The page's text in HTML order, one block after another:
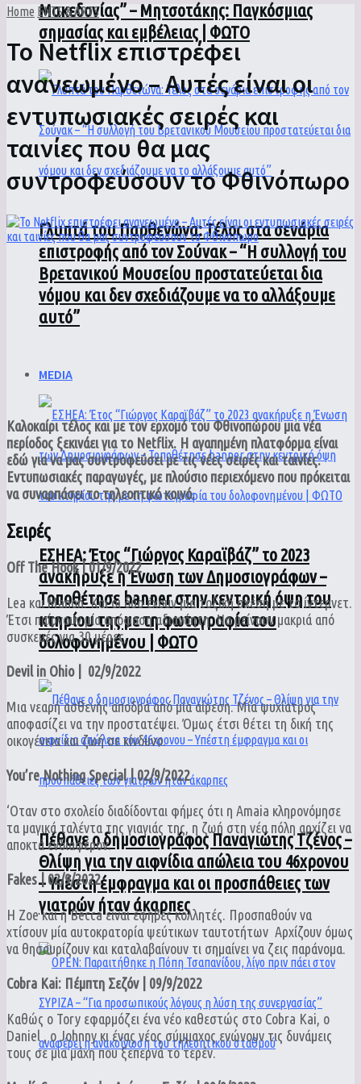
Μακεδονίας” – Μητσοτάκης: Παγκόσμιας
σημασίας και εμβέλειας | ΦΩΤΟ
Γλυπτά του Παρθενώνα: Τέλος στα σενάρια
επιστροφής από τον Σούνακ – “Η συλλογή του
Βρετανικού Μουσείου προστατεύεται δια
νόμου και δεν σχεδιάζουμε να το αλλάξουμε
αυτό”
MEDIA
ΕΣΗΕΑ: Έτος “Γιώργος Καραϊβάζ” το 2023
ανακήρυξε η Ένωση των Δημοσιογράφων –
Τοποθέτησε banner στην κεντρική όψη του
κτηρίου της με τη φωτογραφία του
δολοφονημένου | ΦΩΤΟ
Πέθανε ο δημοσιογράφος Παναγιώτης Τζένος –
Θλίψη για την αιφνίδια απώλεια του 46χρονου
– Υπέστη έμφραγμα και οι προσπάθειες των
γιατρών ήταν άκαρπες
Home ENTS & ARTS
Το Netflix επιστρέφει
ανανεωμένο – Αυτές είναι οι
εντυπωσιακές σειρές και
ταινίες που θα μας
συντροφεύσουν το Φθινόπωρο
Καλοκαίρι τέλος και με τον ερχομό του Φθινοπώρου μια νέα
περίοδος ξεκινάει για το Netflix. Η αγαπημένη πλατφόρμα είναι
εδώ για να μας συντροφεύσει με τις νέες σειρές και ταινίες.
Εντυπωσιακές παραγωγές, με πλούσιο περιεχόμενο που πρόκειται
να συναρπάσει το τηλεοπτικό κοινό.
Σειρές
Off The Hook | 01/9/2022
Lea και Manon. Και οι δύο έχουν μια τοξική σχέση με το ίντερνετ.
Έτσι παίρνουν μία απόφαση αδιανόητη. Να μείνουν μακριά από
συσκευές για 30 μέρες.
Devil in Ohio | 02/9/2022
Μια νεαρή ασθενής αποδρά από μία αίρεση. Μία ψυχίατρος
αποφασίζει να την προστατέψει. Όμως έτσι θέτει τη δική της
οικογένεια και ζωή σε κίνδυνο.
You’re Nothing Special | 02/9/2022
‘Οταν στο σχολείο διαδίδονται φήμες ότι η Amaia κληρονόμησε
τα μαγικά ταλέντα της γιαγιάς της, η ζωή στη νέα πόλη αρχίζει να
αποκτά ενδιαφέρον.
Fakes | 02/9/2022
Η Zoe και η Becca είναι έφηβες κολλητές. Προσπαθούν να
χτίσουν μία αυτοκρατορία ψεύτικων ταυτοτήτων Αρχίζουν όμως
να θησαυρίζουν και καταλαβαίνουν τι σημαίνει να ζεις παράνομα.
Cobra Kai: Πέμπτη Σεζόν | 09/9/2022
Καθώς ο Tory εφαρμόζει ένα νέο καθεστώς στο Cobra Kai, ο
Daniel , ο Johnny κι ένας νέος σύμμαχος ενώνουν τις δυνάμεις
τους σε μια μάχη που ξεπερνά το τερέν.